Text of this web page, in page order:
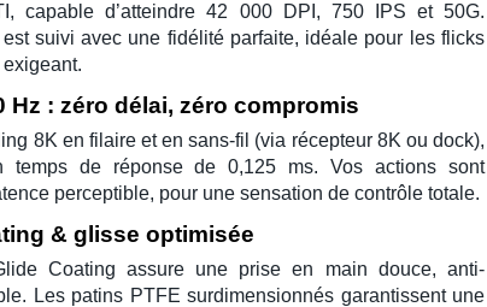
, capable d’atteindre42 000 DPI , 750 IPS et50G.
suivi avec une fidélité parfaite, idéale pour les flicks
Hz : zéro délai, zéro compromis
8K en filaire et en sans-fil (via récepteur 8K ou dock),
temps de réponse de0,125 ms. Vos actions sont
perceptible, pour une sensation de contrôle totale.
& glisse optimisée
Coating assure une prise en main douce, anti-
Les patins PTFE surdimensionnés garantissent une